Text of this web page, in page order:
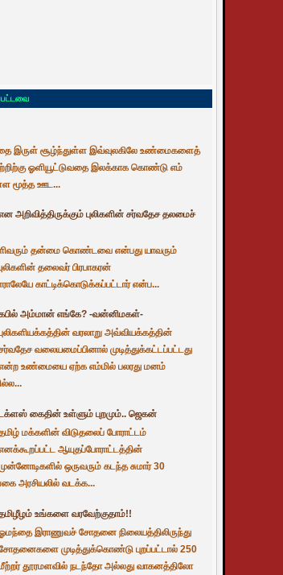
இருள் சூழ்ந்துள்ள இவ்வுலகிலே உண்மைகளைத்
ஓளியூட்டுவதை இலக்காக கொண்டு எம்
மூத்த ஊட...
அறிவித்திருக்கும் புலிகளின் சர்வதேச தலமைச்
தன்மை கொண்டவை என்பது யாவரும்
தலைவர் பிரபாகரன்
காட்டிக்கொடுக்கப்பட்டார் என்ப...
அம்மான் எங்கே? -வன்னிமகள்-
வரலாறு அவ்வியக்கத்தின்
வலையமைப்பினால் முடித்துக்கட்டப்பட்டது
உண்மையை ஏற்க எம்மில் பலரது மனம்
கைதின் உள்ளும் புறமும்.. ஜெகன்
மக்களின் விடுதலைப் போராட்டம்
ஆயுதப்போராட்டத்தின்
ஒருவரும் கடந்த சுமார் 30
அரசியலில் வடக்க...
உங்களை வரவேற்குதாம்!!
இராணுவச் சோதனை நிலையத்திலிருந்து
முடித்துக்கொண்டு புறப்பட்டால் 250
தூரமளவில் நடந்தோ அல்லது வாகனத்திலோ